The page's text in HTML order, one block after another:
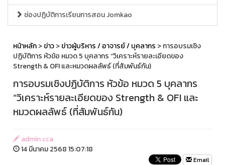
ช่องปฏิบัติการเรียนการสอน Jomkao
หน้าหลัก>ข่าว>ข่าวผู้บริหาร / อาจารย์ / บุคลากร > การอบรมเชิง
ปฏิบัติการ หัวข้อ หมวด 5 บุคลากร “วิเคราะห์รายละเอียดของ
Strength & OFI และหมวดผลลัพธ์ (ที่สัมพันธ์กัน)
การอบรมเชิงปฏิบัติการ หัวข้อ หมวด 5 บุคลากร
“วิเคราะห์รายละเอียดของ Strength & OFI และ
หมวดผลลัพธ์ (ที่สัมพันธ์กัน)
admin cca
14 มีนาคม 2568 15:07:18
Email